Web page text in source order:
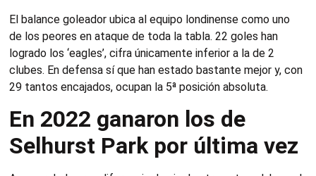
El balance goleador ubica al equipo londinense como uno
de los peores en ataque de toda la tabla. 22 goles han
logrado los ‘eagles’, cifra únicamente inferior a la de 2
clubes. En defensa sí que han estado bastante mejor y, con
29 tantos encajados, ocupan la 5ª posición absoluta.
En 2022 ganaron los de
Selhurst Park por última vez